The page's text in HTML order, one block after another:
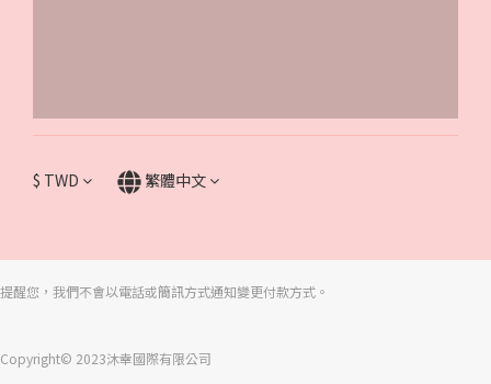
$ TWD 繁體中文
提醒您，我們不會以電話或簡訊方式通知變更付款方式。
Copyright© 2023沐幸國際有限公司